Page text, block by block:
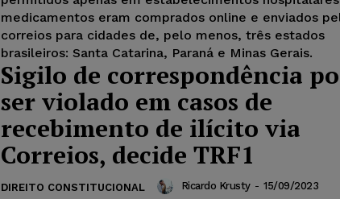
medicamentos eram comprados online e enviados
correios para cidades de, pelo menos, três estados
brasileiros: Santa Catarina, Paraná e Minas Gerais.
Sigilo de correspondência
ser violado em casos de
recebimento de ilícito via
Correios, decide TRF1
DIREITO CONSTITUCIONAL Ricardo Krusty - 15/09/2023